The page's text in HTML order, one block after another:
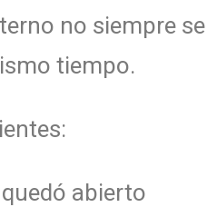
no siempre se
tiempo.
abierto